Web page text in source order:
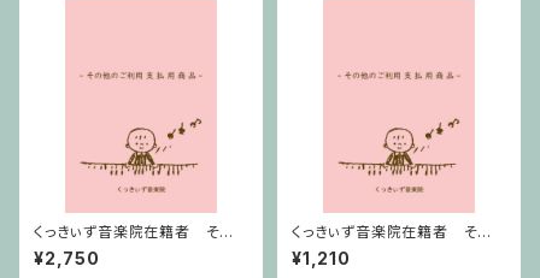
くっきぃず音楽院在籍者 その
他のご利用支払用商品 ワニく
んのキーボード
¥2,750
くっきぃず音楽院在籍者 その
他のご利用支払用商品 テクニ
ック
¥1,210